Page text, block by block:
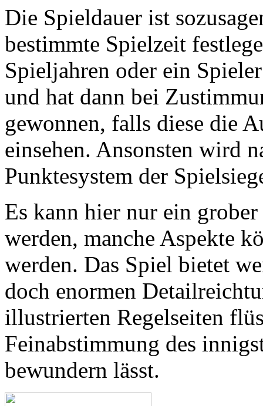
Die Spieldauer ist
bestimmte Spielzeit
Spieljahren oder ein
und hat dann bei
gewonnen, falls diese die
einsehen. Ansonsten wird
Punktesystem der
Es kann hier nur ein
werden, manche Aspekte
werden. Das Spiel bietet
doch enormen
illustrierten Regelseiten
Feinabstimmung des
bewundern lässt.